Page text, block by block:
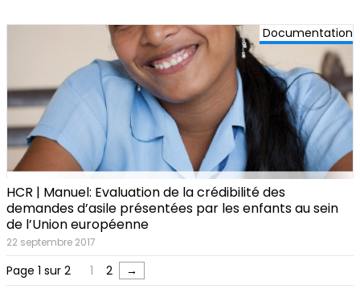
Documentation
HCR | Manuel: Evaluation de la crédibilité des
demandes d’asile présentées par les enfants au sein
de l’Union européenne
22 septembre 2017
Page 1 sur 2 1 2 →